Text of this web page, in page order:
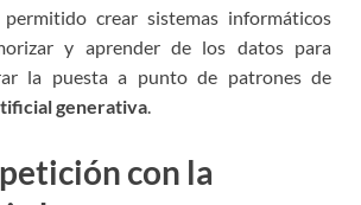
crear sistemas informáticos
y aprender de los datos para
la puesta a punto de patrones de
generativa
con la